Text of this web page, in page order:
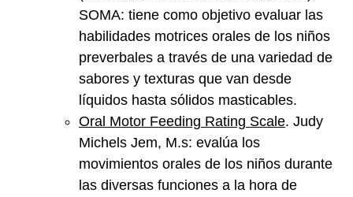
SOMA: tiene como objetivo evaluar las
habilidades motrices orales de los niños
preverbales a través de una variedad de
sabores y texturas que van desde
líquidos hasta sólidos masticables.
Oral Motor Feeding Rating Scale. Judy
Michels Jem, M.s: evalúa los
movimientos orales de los niños durante
las diversas funciones a la hora de